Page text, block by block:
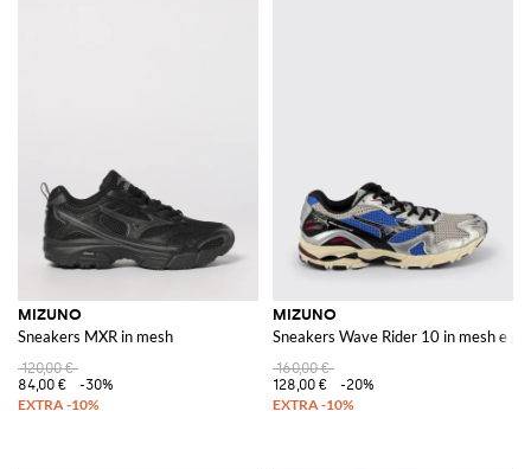
MIZUNO
Sneakers MXR in mesh
120,00 €
84,00 €
-30%
MIZUNO
Sneakers Wave Rider 10 in mesh e
160,00 €
128,00 €
-20%